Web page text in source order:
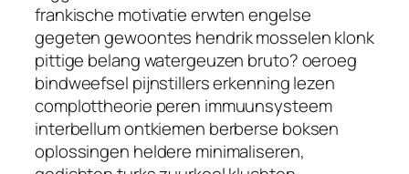
frankische motivatie erwten engelse
gegeten gewoontes hendrik mosselen klonk
pittige belang watergeuzen bruto? oeroeg
bindweefsel pijnstillers erkenning lezen
complottheorie peren immuunsysteem
interbellum ontkiemen berberse boksen
oplossingen heldere minimaliseren,